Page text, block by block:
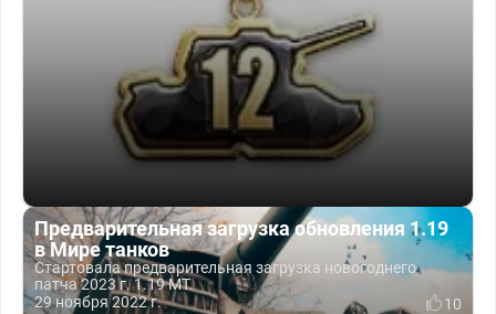
Предварительная загрузка обновления 1.19
в Мире танков
Стартовала предварительная загрузка новогоднего
патча 2023 г. 1.19 МТ.
29 ноября 2022 г.
10